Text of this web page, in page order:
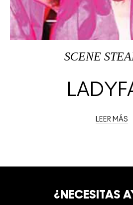
SCENE
LEER MÁS
¿NECESITAS